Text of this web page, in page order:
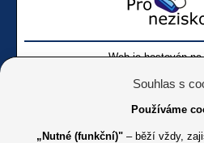
Web je hostován
Souhlas s
Používáme
„Nutné (funkční)" – běží vždy,